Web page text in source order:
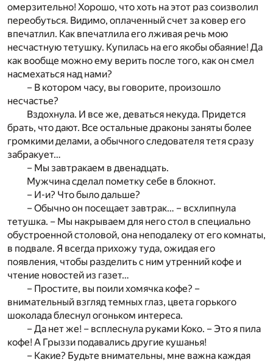
омерзительно! Хорошо, что хоть на этот раз соизволил
переобуться. Видимо, оплаченный счет за ковер его
впечатлил. Как впечатлила его лживая речь мою
несчастную тетушку. Купилась на его якобы обаяние! Да
как вообще можно ему верить после того, как он смел
насмехаться над нами?
– В котором часу, вы говорите, произошло
несчастье?
Вздохнула. И все же, деваться некуда. Придется
брать, что дают. Все остальные драконы заняты более
громкими делами, а обычного следователя тетя сразу
забракует…
– Мы завтракаем в двенадцать.
Мужчина сделал пометку себе в блокнот.
– И-и? Что было дальше?
– Обычно он посещает завтрак… – всхлипнула
тетушка. – Мы накрываем для него стол в специально
обустроенной столовой, она неподалеку от его комнаты,
в подвале. Я всегда прихожу туда, ожидая его
появления, чтобы разделить с ним утренний кофе и
чтение новостей из газет…
– Простите, вы поили хомячка кофе? –
внимательный взгляд темных глаз, цвета горького
шоколада блеснул огоньком интереса.
– Да нет же! – всплеснула руками Коко. – Это я пила
кофе! А Грыззи подавались другие кушанья!
– Какие? Будьте внимательны, мне важна каждая